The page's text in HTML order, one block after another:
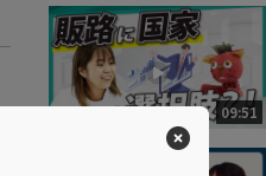
09:51